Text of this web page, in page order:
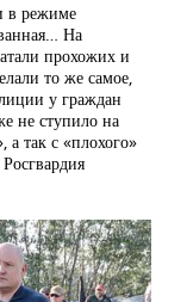
в режиме
На
прохожих и
то же самое,
у граждан
не ступило на
а так с «плохого»